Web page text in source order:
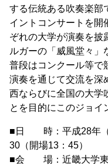
する伝統ある吹奏楽部
イントコンサートを開
ぞれの大学が演奏を披
ルガーの「威風堂々」
普段はコンクール等で
演奏を通じて交流を深
西ならびに全国の大学
とを目的にこのジョイ
■日 時：平成28年（
30（開場13：45）
■会 場：近畿大学